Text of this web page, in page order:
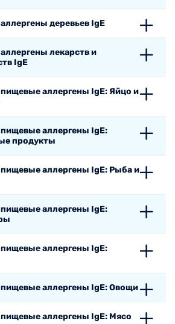
деревьев IgE
лекарств и
IgE
аллергены IgE: Яйцо и
аллергены IgE:
продукты
аллергены IgE: Рыба и
аллергены IgE:
аллергены IgE:
аллергены IgE: Овощи
аллергены IgE: Мясо